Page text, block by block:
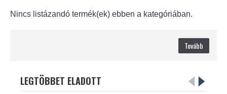
Nincs listázandó termék(ek) ebben a kategóriában.
Tovább
LEGTÖBBET ELADOTT